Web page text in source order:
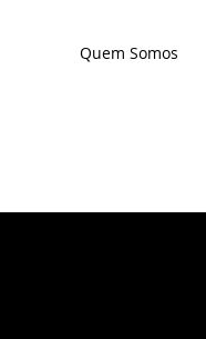
Quem Somos